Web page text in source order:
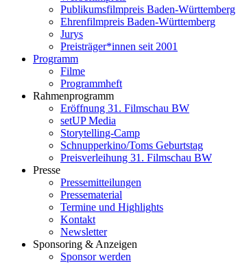
Publikumsfilmpreis Baden-Württemberg
Ehrenfilmpreis Baden-Württemberg
Jurys
Preisträger*innen seit 2001
Programm
Filme
Programmheft
Rahmenprogramm
Eröffnung 31. Filmschau BW
setUP Media
Storytelling-Camp
Schnupperkino/Toms Geburtstag
Preisverleihung 31. Filmschau BW
Presse
Pressemitteilungen
Pressematerial
Termine und Highlights
Kontakt
Newsletter
Sponsoring & Anzeigen
Sponsor werden